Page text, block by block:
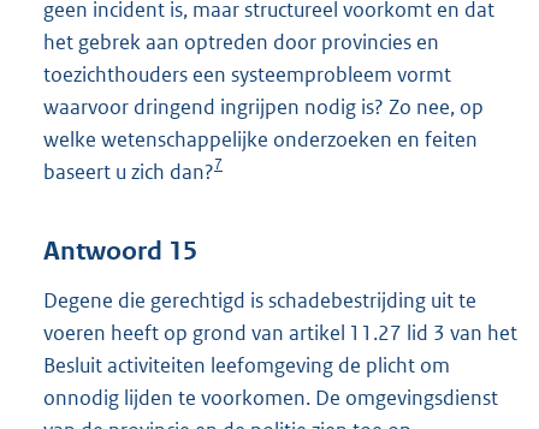
geen incident is, maar structureel voorkomt en dat
het gebrek aan optreden door provincies en
toezichthouders een systeemprobleem vormt
waarvoor dringend ingrijpen nodig is? Zo nee, op
welke wetenschappelijke onderzoeken en feiten
baseert u zich dan?7
Antwoord 15
Degene die gerechtigd is schadebestrijding uit te
voeren heeft op grond van artikel 11.27 lid 3 van het
Besluit activiteiten leefomgeving de plicht om
onnodig lijden te voorkomen. De omgevingsdienst